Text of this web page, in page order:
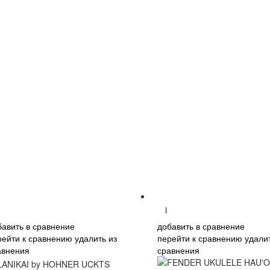
в сравнение
к сравнению удалить из
i
добавить в сравнение
перейти к сравнению
сравнения